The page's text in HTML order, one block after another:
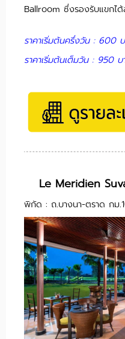
Ballroom ซึ่งรองรับแขกไ
ราคาเริ่มต้นครึ่งวัน : 600
ราคาเริ่มต้นเต็มวัน : 950
Le Meridien
พิกัด : ถ.บางนา-ตราด กม